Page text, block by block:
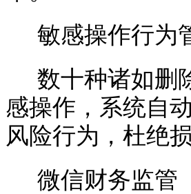
敏感操作行为
数十种诸如删
感操作，系统自
风险行为，杜绝
微信财务监管